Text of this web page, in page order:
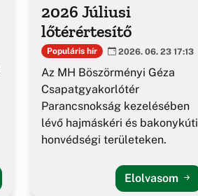
2026 Júliusi
lőtérértesítő
Populáris hír 2026. 06. 23 17:13
Az MH Böszörményi Géza
Csapatgyakorlótér
Parancsnokság kezelésében
lévő hajmáskéri és bakonykúti
honvédségi területeken.
Elolvasom